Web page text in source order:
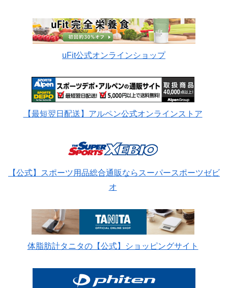
uFit公式オンラインショップ
【最短翌日配送】アルペン公式オンラインストア
【公式】スポーツ用品総合通販ならスーパースポーツゼビ
オ
体脂肪計タニタの【公式】ショッピングサイト